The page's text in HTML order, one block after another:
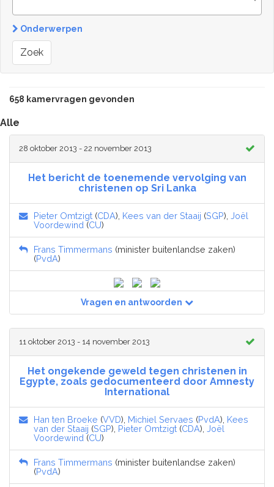
Onderwerpen
Zoek
658 kamervragen gevonden
Alle
28 oktober 2013 - 22 november 2013
Het bericht de toenemende vervolging van
christenen op Sri Lanka
Pieter Omtzigt (CDA), Kees van der Staaij (SGP), Joël
Voordewind (CU)
Frans Timmermans (minister buitenlandse zaken)
(PvdA)
Vragen en antwoorden
11 oktober 2013 - 14 november 2013
Het ongekende geweld tegen christenen in
Egypte, zoals gedocumenteerd door Amnesty
International
Han ten Broeke (VVD), Michiel Servaes (PvdA), Kees
van der Staaij (SGP), Pieter Omtzigt (CDA), Joël
Voordewind (CU)
Frans Timmermans (minister buitenlandse zaken)
(PvdA)